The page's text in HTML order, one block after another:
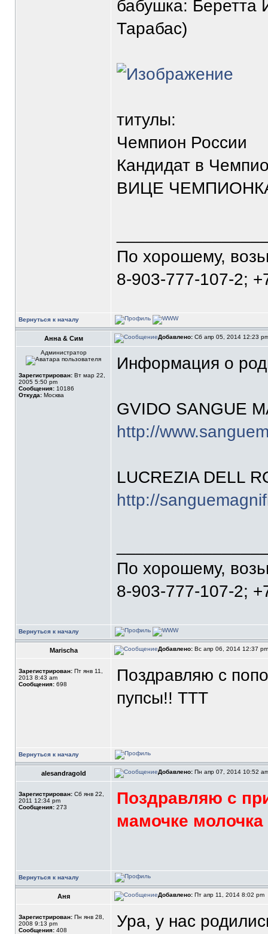
бабушка: Беретта
Тарабас)
титулы:
Чемпион России
Кандидат в
ВИЦЕ ЧЕМПИОНКА
По хорошему,
8-903-777-107-2;
Вернуться к началу
Анна & Сим Добавлено: Сб апр 05, 2014 12:23
Администратор
Зарегистрирован: Вт мар 22,
2005 5:50 pm
Сообщения: 10186
Откуда: Москва
Информация о
GVIDO SANGUE
http://
LUCREZIA DELL
http://
По хорошему,
8-903-777-107-2;
Вернуться к началу
Marischa Добавлено: Вс апр 06, 2014 12:37
Зарегистрирован: Пт янв 11,
2013 8:43 am
Сообщения: 698
Поздравляю с
пупсы!! ТТТ
Вернуться к началу
alesandragold Добавлено: Пн апр 07, 2014 10:52
Зарегистрирован: Сб янв 22,
2011 12:34 pm
Сообщения: 273
Поздравляю с
мамочке
Вернуться к началу
Аня Добавлено: Пт апр 11, 2014 8:02 pm
Зарегистрирован: Пн янв 28,
2008 9:13 pm
Сообщения: 408
Ура, у нас